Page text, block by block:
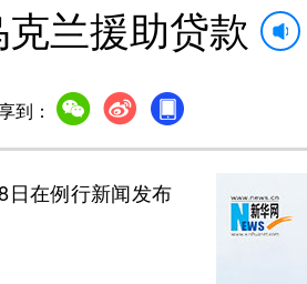
兰援助贷款
到：
在例行新闻发布